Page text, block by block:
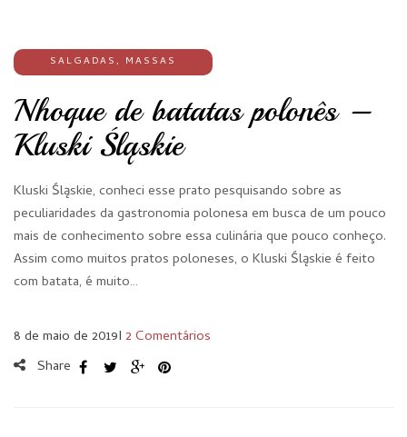
SALGADAS, MASSAS
Nhoque de batatas polonês –
Kluski Śląskie
Kluski Śląskie, conheci esse prato pesquisando sobre as
peculiaridades da gastronomia polonesa em busca de um pouco
mais de conhecimento sobre essa culinária que pouco conheço.
Assim como muitos pratos poloneses, o Kluski Śląskie é feito
com batata, é muito…
8 de maio de 2019I 2 Comentários
Share